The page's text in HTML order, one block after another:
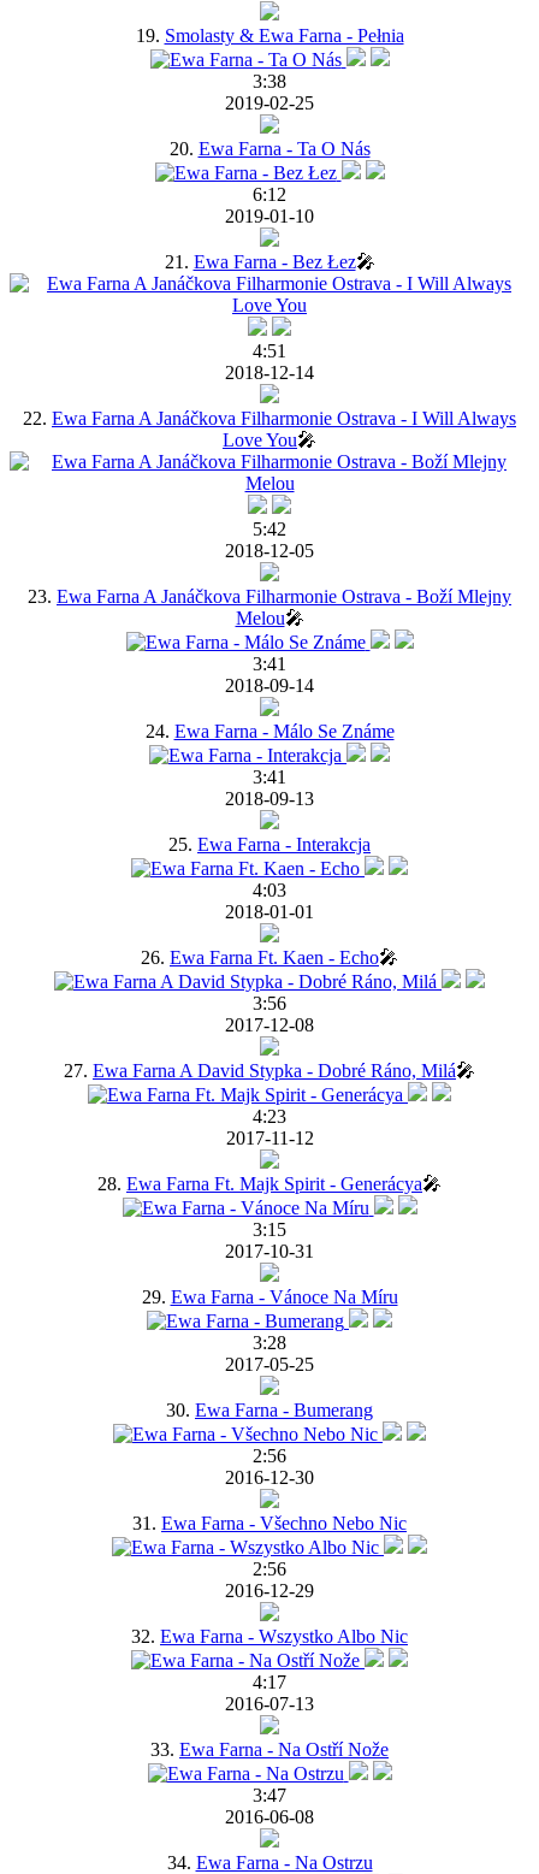
19. Smolasty & Ewa Farna - Pełnia
3:38
2019-02-25
20. Ewa Farna - Ta O Nás
6:12
2019-01-10
21. Ewa Farna - Bez Łez🎤
4:51
2018-12-14
22. Ewa Farna A Janáčkova Filharmonie Ostrava - I Will Always
Love You🎤
5:42
2018-12-05
23. Ewa Farna A Janáčkova Filharmonie Ostrava - Boží Mlejny
Melou🎤
3:41
2018-09-14
24. Ewa Farna - Málo Se Známe
3:41
2018-09-13
25. Ewa Farna - Interakcja
4:03
2018-01-01
26. Ewa Farna Ft. Kaen - Echo🎤
3:56
2017-12-08
27. Ewa Farna A David Stypka - Dobré Ráno, Milá🎤
4:23
2017-11-12
28. Ewa Farna Ft. Majk Spirit - Generácya🎤
3:15
2017-10-31
29. Ewa Farna - Vánoce Na Míru
3:28
2017-05-25
30. Ewa Farna - Bumerang
2:56
2016-12-30
31. Ewa Farna - Všechno Nebo Nic
2:56
2016-12-29
32. Ewa Farna - Wszystko Albo Nic
4:17
2016-07-13
33. Ewa Farna - Na Ostří Nože
3:47
2016-06-08
34. Ewa Farna - Na Ostrzu